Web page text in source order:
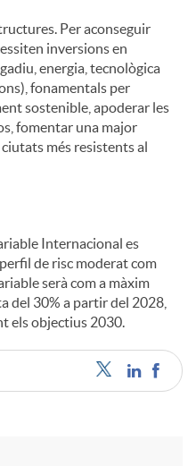
Per aconseguir
inversions en
energia, tecnològica
fonamentals per
sostenible, apoderar les
fomentar una major
més resistents al
Internacional es
de risc moderat com
serà com a màxim
del 30% a partir del 2028,
els objectius 2030.